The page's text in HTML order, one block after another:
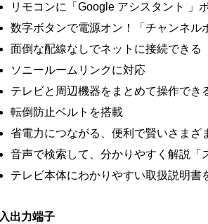
リモコンに「Google アシスタント 」
数字ボタンで電源オン！「チャンネル
面倒な配線なしでネットに接続できる
ソニールームリンクに対応
テレビと周辺機器をまとめて操作でき
転倒防止ベルトを搭載
省電力につながる、便利で賢いさまざ
音声で検索して、分かりやすく解説「
テレビ本体にわかりやすい取扱説明書
入出力端子